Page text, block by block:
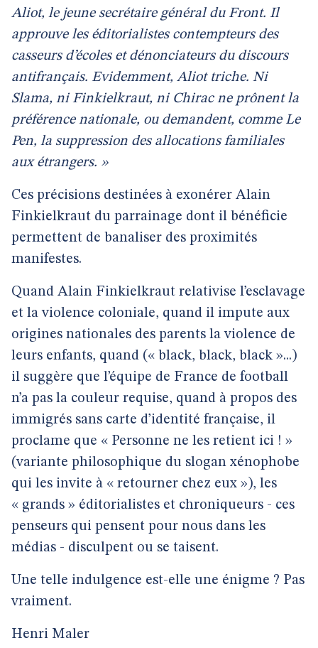
Aliot, le jeune secrétaire général du Front. Il
approuve les éditorialistes contempteurs des
casseurs d’écoles et dénonciateurs du discours
antifrançais. Evidemment, Aliot triche. Ni
Slama, ni Finkielkraut, ni Chirac ne prônent la
préférence nationale, ou demandent, comme Le
Pen, la suppression des allocations familiales
aux étrangers. »
Ces précisions destinées à exonérer Alain
Finkielkraut du parrainage dont il bénéficie
permettent de banaliser des proximités
manifestes.
Quand Alain Finkielkraut relativise l’esclavage
et la violence coloniale, quand il impute aux
origines nationales des parents la violence de
leurs enfants, quand (« black, black, black »...)
il suggère que l’équipe de France de football
n’a pas la couleur requise, quand à propos des
immigrés sans carte d’identité française, il
proclame que « Personne ne les retient ici ! »
(variante philosophique du slogan xénophobe
qui les invite à « retourner chez eux »), les
« grands » éditorialistes et chroniqueurs - ces
penseurs qui pensent pour nous dans les
médias - disculpent ou se taisent.
Une telle indulgence est-elle une énigme ? Pas
vraiment.
Henri Maler